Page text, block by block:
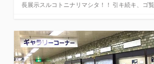
長展示スルコトニナリマシタ！！ 引キ続キ、ゴ